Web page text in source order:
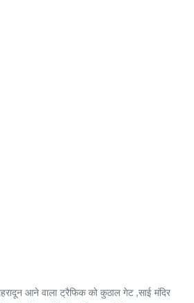
आने वाला ट्रैफिक को कुठाल गेट ,साई मंदिर